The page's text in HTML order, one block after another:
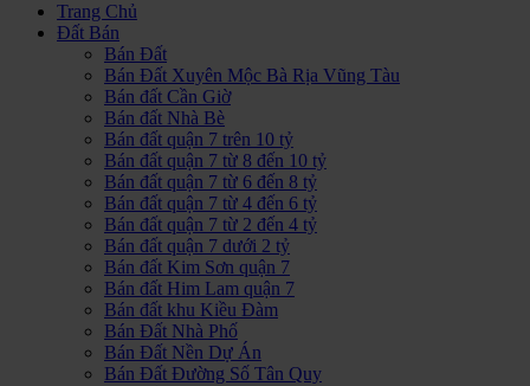
Trang Chủ
Đất Bán
Bán Đất
Bán Đất Xuyên Mộc Bà Rịa Vũng Tàu
Bán đất Cần Giờ
Bán đất Nhà Bè
Bán đất quận 7 trên 10 tỷ
Bán đất quận 7 từ 8 đến 10 tỷ
Bán đất quận 7 từ 6 đến 8 tỷ
Bán đất quận 7 từ 4 đến 6 tỷ
Bán đất quận 7 từ 2 đến 4 tỷ
Bán đất quận 7 dưới 2 tỷ
Bán đất Kim Sơn quận 7
Bán đất Him Lam quận 7
Bán đất khu Kiều Đàm
Bán Đất Nhà Phố
Bán Đất Nền Dự Án
Bán Đất Đường Số Tân Quy